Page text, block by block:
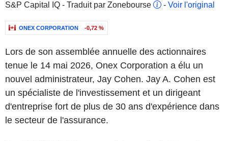
S&P Capital IQ - Traduit par Zonebourse
- Voir l'original
ONEX CORPORATION -0,72 %
Lors de son assemblée annuelle des actionnaires
tenue le 14 mai 2026, Onex Corporation a élu un
nouvel administrateur, Jay Cohen. Jay A. Cohen est
un spécialiste de l'investissement et un dirigeant
d'entreprise fort de plus de 30 ans d'expérience dans
le secteur de l'assurance.